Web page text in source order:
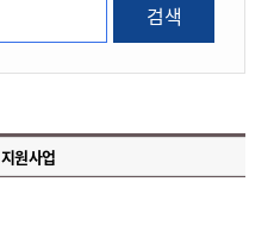
검색
지원사업